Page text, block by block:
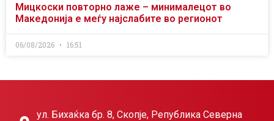
Мицкоски повторно лаже – минималецот во
Македонија е меѓу најслабите во регионот
06/08/2026 16:51
ул. Бихаќка бр. 8, Скопје, Република Северна